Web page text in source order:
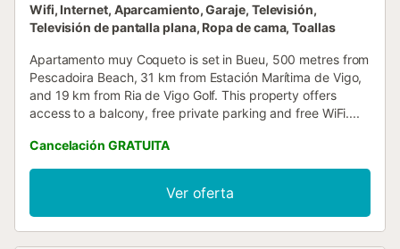
Wifi, Internet, Aparcamiento, Garaje, Televisión,
Televisión de pantalla plana, Ropa de cama, Toallas
Apartamento muy Coqueto is set in Bueu, 500 metres from
Pescadoira Beach, 31 km from Estación Marítima de Vigo,
and 19 km from Ria de Vigo Golf. This property offers
access to a balcony, free private parking and free WiFi....
Cancelación GRATUITA
Ver oferta